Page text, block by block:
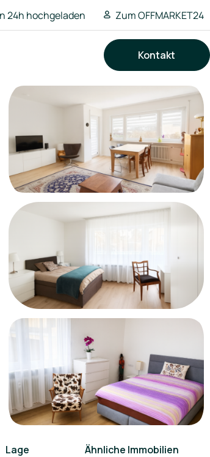
24h hochgeladen Zum OFFMARKET24
Kontakt
Lage Ähnliche Immobilien